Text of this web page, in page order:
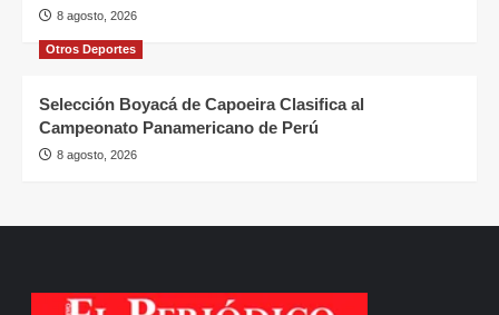
8 agosto, 2026
Otros Deportes
Selección Boyacá de Capoeira Clasifica al
Campeonato Panamericano de Perú
8 agosto, 2026